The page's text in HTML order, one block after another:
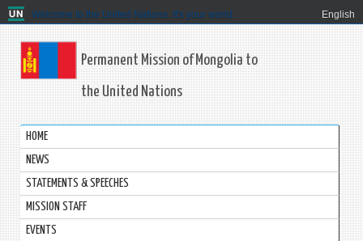
Welcome to the United Nations. It's your world. English
Permanent Mission of Mongolia to
the United Nations
HOME
NEWS
STATEMENTS & SPEECHES
MISSION STAFF
EVENTS